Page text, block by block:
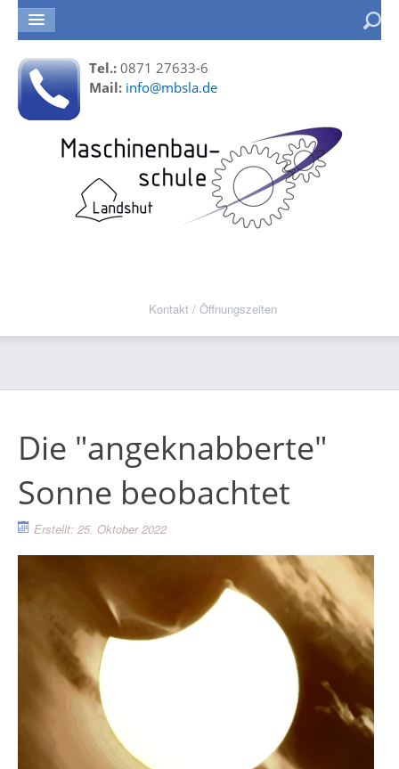
Tel.: 0871 27633-6
Mail: info@mbsla.de
Kontakt / Öffnungszeiten
Die "angeknabberte"
Sonne beobachtet
Erstellt: 25. Oktober 2022